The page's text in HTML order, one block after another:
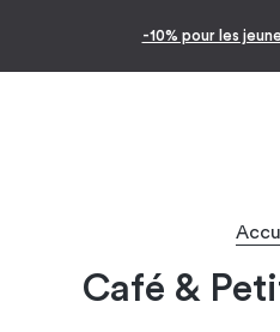
-10% pour les
Café &